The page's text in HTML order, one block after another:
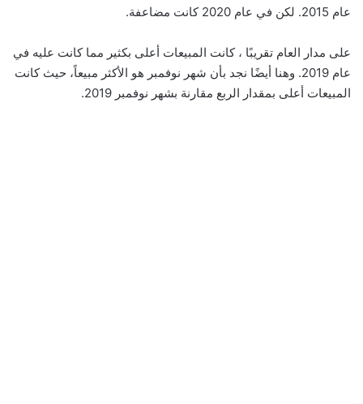
عام 2015. لكن في عام 2020 كانت مضاعفة.
على مدار العام تقريبًا ، كانت المبيعات أعلى بكثير مما كانت عليه في
عام 2019. وهنا أيضًا نجد بأن شهر نوفمبر هو الأكثر مبيعاً، حيث كانت
المبيعات أعلى بمقدار الربع مقارنة بشهر نوفمبر 2019.